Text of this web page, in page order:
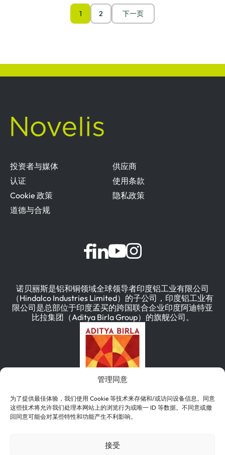
管理同意
为了提供最佳体验，我们使用 Cookie 等技术来存储和/或访问设备信息。同意
这些技术将允许我们处理本网站上的浏览行为或唯一 ID 等数据。不同意或撤
回同意可能会对某些特性和功能产生不利影响。
接受
1 2 下一页
投资者与媒体
供应商
认证
使用条款
Cookie 政策
隐私政策
道德与合规
诺贝丽斯是铝和铜领域全球领导者印度铝工业有限公司
（Hindalco Industries Limited）的子公司，印度铝工业有
限公司是总部位于印度孟买的跨国联合企业印度阿迪特亚
比拉集团（Aditya Birla Group）的旗舰公司。